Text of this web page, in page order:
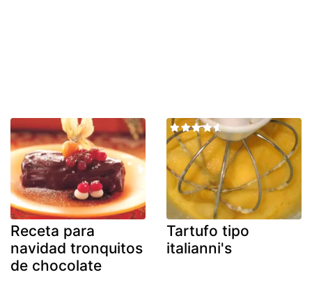
Receta para
navidad tronquitos
de chocolate
Tartufo tipo
italianni's